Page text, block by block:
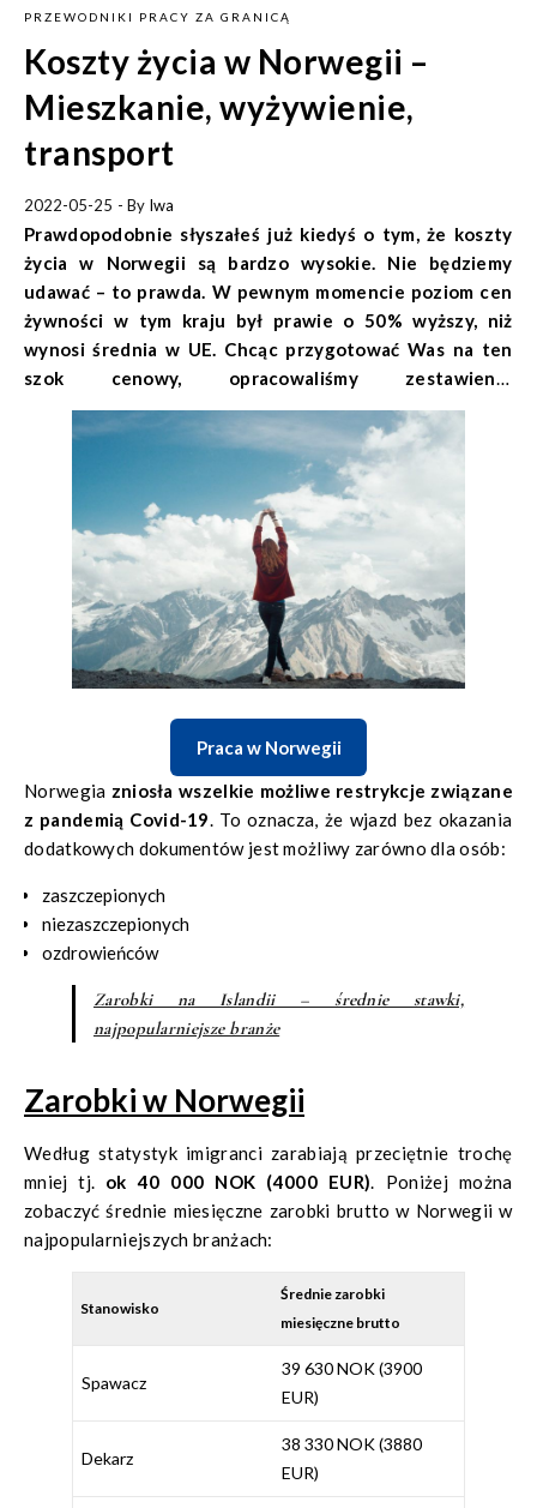
PRZEWODNIKI PRACY ZA GRANICĄ
Koszty życia w Norwegii –
Mieszkanie, wyżywienie,
transport
2022-05-25 - By Iwa
Prawdopodobnie słyszałeś już kiedyś o tym, że koszty
życia w Norwegii są bardzo wysokie. Nie będziemy
udawać – to prawda. W pewnym momencie poziom cen
żywności w tym kraju był prawie o 50% wyższy, niż
wynosi średnia w UE. Chcąc przygotować Was na ten
szok cenowy, opracowaliśmy zestawienie
najważniejszych kosztów, które prawdopodobnie nie
ominą większości emigrantów rozpoczynających swoją
przygodę w Norwegii. Pamiętajcie, że pierwsze wydatki
szybko się zwrócą – płace są na szczęście
proporcjonalne do cen w sklepach. Ile kosztuje życie w
Norwegii?
Praca w Norwegii
Norwegia zniosła wszelkie możliwe restrykcje związane
z pandemią Covid-19. To oznacza, że wjazd bez okazania
dodatkowych dokumentów jest możliwy zarówno dla osób:
zaszczepionych
niezaszczepionych
ozdrowieńców
Zarobki na Islandii – średnie stawki,
najpopularniejsze branże
Zarobki w Norwegii
Według statystyk imigranci zarabiają przeciętnie trochę
mniej tj. ok 40 000 NOK (4000 EUR). Poniżej można
zobaczyć średnie miesięczne zarobki brutto w Norwegii w
najpopularniejszych branżach:
Stanowisko
Średnie zarobki
miesięczne brutto
Spawacz
39 630 NOK (3900
EUR)
Dekarz
38 330 NOK (3880
EUR)